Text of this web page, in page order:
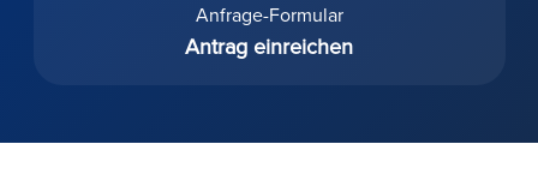
Anfrage-Formular
Antrag einreichen